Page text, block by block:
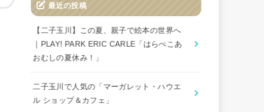
最近の投稿
【二子玉川】この夏、親子で絵本の世界へ
｜PLAY! PARK ERIC CARLE「はらぺこあ
おむしの夏休み！」
二子玉川で人気の「マーガレット・ハウエ
ル ショップ＆カフェ」